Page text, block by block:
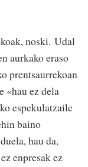
noski. Udal
aurkako eraso
prentsaurrekoan
«hau ez dela
espekulatzaile
baino
hau da,
enpresak ez